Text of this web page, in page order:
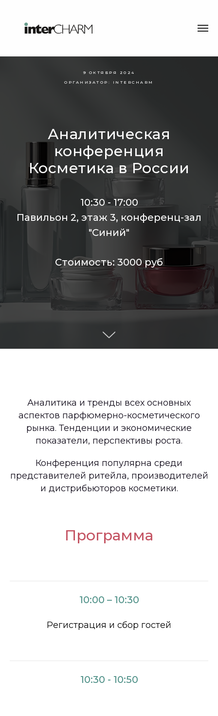
9 ОКТЯБРЯ 2024
ОРГАНИЗАТОР: INTERCHARM
Аналитическая
конференция
Косметика в России
10:30 - 17:00
Павильон 2, этаж 3, конференц-зал
"Синий"
Стоимость: 3000 руб
Аналитика и тренды всех основных
аспектов парфюмерно-косметического
рынка. Тенденции и экономические
показатели, перспективы роста.
Конференция популярна среди
представителей ритейла, производителей
и дистрибьюторов косметики.
Программа
10:00 – 10:30
Регистрация и сбор гостей
10:30 - 10:50